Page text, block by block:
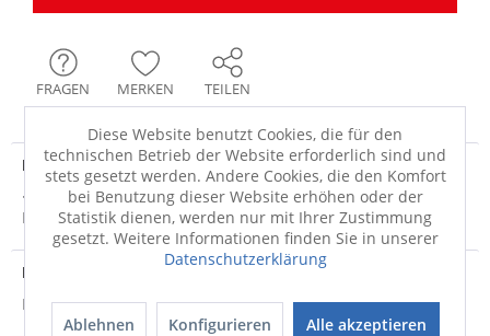
FRAGEN MERKEN TEILEN
Produktdetails
· metallfarben, zement · Gestell: Edelstahl · Tischplatte: High
Pressure Laminate (HPL) ·...mehr
Produktsicherheit
Produktsicherheit
Diese Website benutzt Cookies, die für den
technischen Betrieb der Website erforderlich sind und
stets gesetzt werden. Andere Cookies, die den Komfort
bei Benutzung dieser Website erhöhen oder der
Statistik dienen, werden nur mit Ihrer Zustimmung
gesetzt. Weitere Informationen finden Sie in unserer
Datenschutzerklärung
Ablehnen Konfigurieren Alle akzeptieren